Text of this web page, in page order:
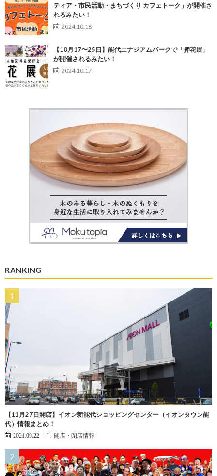
ティア・市民活動・まちづくり カフェトーク」が開催さ
れるみたい！
2024.10.18
【10月17〜25日】能代エナジアムパークで「押花展」
が開催されるみたい！
2024.10.17
RANKING
【11月27日開店】イオン新能代ショッピングセンター（イオンタウン能
代）情報まとめ！
2021.09.22 開店・閉店情報